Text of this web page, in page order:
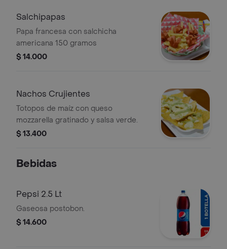
Salchipapas
Papa francesa con salchicha
americana 150 gramos
$ 14.000
Nachos Crujientes
Totopos de maíz con queso
mozzarella gratinado y salsa verde.
$ 13.400
Bebidas
Pepsi 2.5 Lt
Gaseosa postobon.
$ 14.600